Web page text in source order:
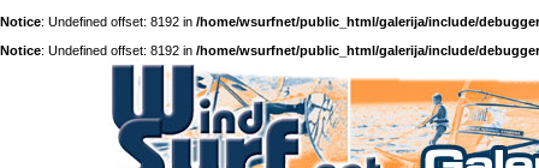
Notice: Undefined offset: 8192 in /home/wsurfnet/public_html/galerija/include/
Notice: Undefined offset: 8192 in /home/wsurfnet/public_html/galerija/include/